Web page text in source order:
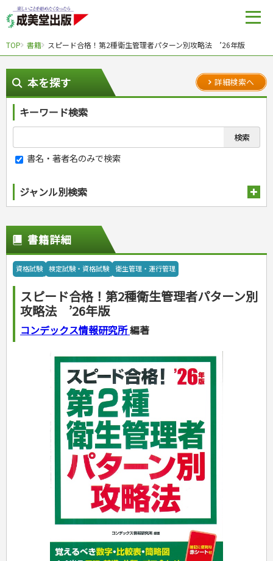
TOP 書籍 スピード合格！第2種衛生管理者パターン別攻略法 ’26年版
本を探す 詳細検索へ
キーワード検索
書名・著者名のみで検索
ジャンル別検索
スポーツ
スポーツルール
野球
ゴルフ
ジュニアスポーツ
その他スポーツ
自然・アウトドア・ペット
アウトドア
犬・猫
園芸・野菜づくり
雑学
娯楽・ゲーム・占い
ナンプレ
ゲーム・マジック
家相・風水・占い
カルチャー・芸術・趣味
音楽・楽器
趣味・鑑賞・カメラ
絵画・デッサン
辞典
語学・旅行会話
運転免許
原付・二輪
普通免許
生活・暮らし
料理
料理・レシピ
各国料理
お弁当
調理器具クッキング
飲み物・お酒
手芸・クラフト
ソーイング
クラフト
インテリア・ハウジング
収納・掃除・暮らし
美容・ファッション
ダイエット・エクササイズ
着物・着つけ
冠婚葬祭・手紙・ペン字
手紙・ペン字
妊娠・出産・育児
健康と保育
家庭医学・健康
ツボ・マッサージ
家庭医学・病気
健康知識
栄養事典
看護・介護
看護一般
介護一般
保育・教育
パネルシアター
指導マニュアル
こどもの本
児童一般
おりがみ・あやとり
なぞなぞ・ゲーム
占い・心理ゲーム
読み物・絵本
音と光のでる絵本
学参・ドリル
夏休みドリル
総復習ドリル
自由研究・読書感想文
えんぴつちょう
就職活動
就職活動
就職試験
資格試験
英語検定・TOEIC
漢字検定・数学検定
簿記検定
看護・薬学
ケアマネジャー
介護・社会福祉士
保育士
司法書士・社労士
行政書士・宅建
衛生管理・運行管理
調理師
スキル・キャリアアップ
危険物取扱者
経営・経済・法律
マネー・株・資産
ビジネス・法律
簿記・経理・税金・保険
その他ビジネス
自己啓発
ビジネス読み物
旅行・歴史
国内・海外旅行
国外旅行
国内旅行
散歩・グルメ
地理・歴史
地理・地図
成美文庫
その他文庫
ダイアリー
プラチナダイアリー プレステージ
書籍詳細
資格試験 検定試験・資格試験 衛生管理・運行管理
スピード合格！第2種衛生管理者パターン別
攻略法 ’26年版
コンデックス情報研究所編著